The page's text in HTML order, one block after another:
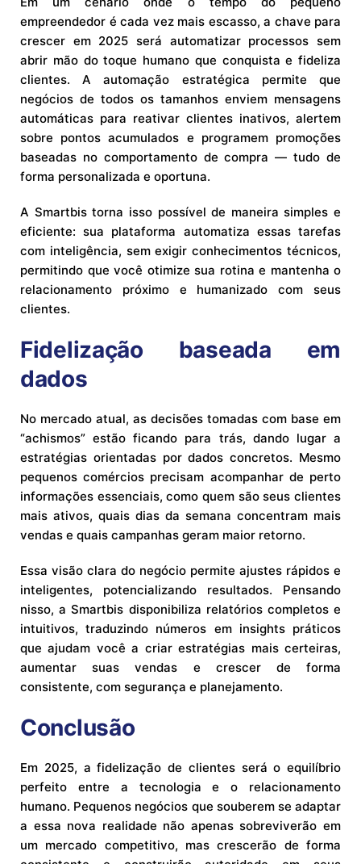
empreendedor é cada vez mais escasso, a chave para
crescer em 2025 será automatizar processos sem
abrir mão do toque humano que conquista e fideliza
clientes. A automação estratégica permite que
negócios de todos os tamanhos enviem mensagens
automáticas para reativar clientes inativos, alertem
sobre pontos acumulados e programem promoções
baseadas no comportamento de compra — tudo de
forma personalizada e oportuna.
A Smartbis torna isso possível de maneira simples e
eficiente: sua plataforma automatiza essas tarefas
com inteligência, sem exigir conhecimentos técnicos,
permitindo que você otimize sua rotina e mantenha o
relacionamento próximo e humanizado com seus
clientes.
Fidelização baseada em
dados
No mercado atual, as decisões tomadas com base em
“achismos” estão ficando para trás, dando lugar a
estratégias orientadas por dados concretos. Mesmo
pequenos comércios precisam acompanhar de perto
informações essenciais, como quem são seus clientes
mais ativos, quais dias da semana concentram mais
vendas e quais campanhas geram maior retorno.
Essa visão clara do negócio permite ajustes rápidos e
inteligentes, potencializando resultados. Pensando
nisso, a Smartbis disponibiliza relatórios completos e
intuitivos, traduzindo números em insights práticos
que ajudam você a criar estratégias mais certeiras,
aumentar suas vendas e crescer de forma
consistente, com segurança e planejamento.
Conclusão
Em 2025, a fidelização de clientes será o equilíbrio
perfeito entre a tecnologia e o relacionamento
humano. Pequenos negócios que souberem se adaptar
a essa nova realidade não apenas sobreviverão em
um mercado competitivo, mas crescerão de forma